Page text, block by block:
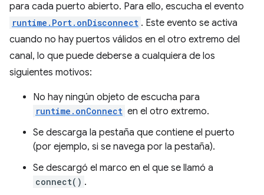
para cada puerto abierto. Para ello, escucha el evento
runtime.Port.onDisconnect . Este evento se activa
cuando no hay puertos válidos en el otro extremo del
canal, lo que puede deberse a cualquiera de los
siguientes motivos:
No hay ningún objeto de escucha para
runtime.onConnect en el otro extremo.
Se descarga la pestaña que contiene el puerto
(por ejemplo, si se navega por la pestaña).
Se descargó el marco en el que se llamó a
connect() .